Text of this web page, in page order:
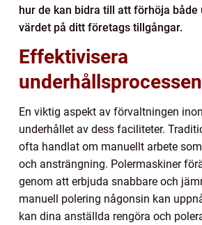
hur de kan bidra till att förhöja både
värdet på ditt företags tillgångar.
Effektivisera
underhållsprocessen
En viktig aspekt av förvaltningen
underhållet av dess faciliteter.
ofta handlat om manuellt arbete
och ansträngning. Polermaskiner
genom att erbjuda snabbare och
manuell polering någonsin kan
kan dina anställda rengöra och